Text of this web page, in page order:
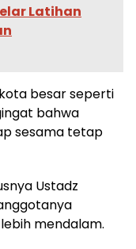
Latihan
besar seperti
bahwa
sesama tetap
Ustadz
mendalam.